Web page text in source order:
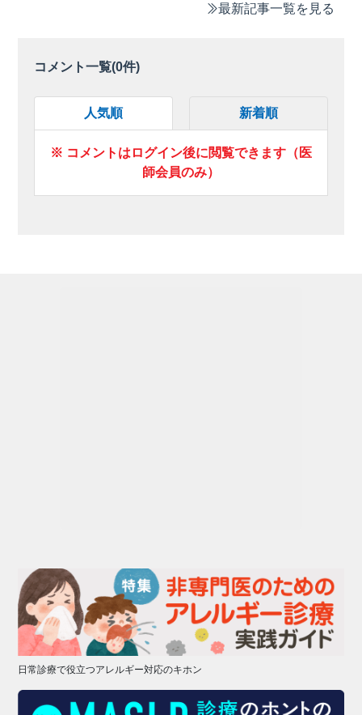
最新記事一覧を見る
コメント一覧(0件)
人気順 新着順
※ コメントはログイン後に閲覧できます（医
師会員のみ）
日常診療で役立つアレルギー対応のキホン